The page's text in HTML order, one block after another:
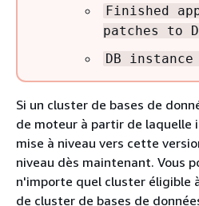
Finished
patches to
DB
Si un cluster de bases de
de moteur à partir de laquelle
mise à niveau vers cette
niveau dès maintenant. Vous
n'importe quel cluster éligible
de cluster de bases de